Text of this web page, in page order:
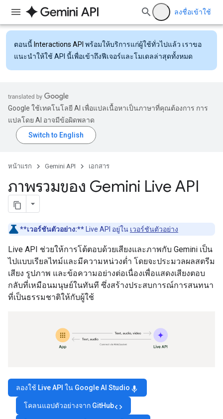
ลงชื่อเข้าใช้
ตอนนี้ Interactions API พร้อมให้บริการแก่ผู้ใช้ทั่วไปแล้ว เราขอ
แนะนำให้ใช้ API นี้เพื่อเข้าถึงฟีเจอร์และโมเดลล่าสุดทั้งหมด
Google ใช้เทคโนโลยี AI เพื่อแปลเนื้อหาเป็นภาษาที่คุณต้องการ การ
แปลโดย AI อาจมีข้อผิดพลาด
หน้าแรก Gemini API เอกสาร
ภาพรวมของ Gemini Live API
**เวอร์ชันตัวอย่าง:** Live API อยู่ใน เวอร์ชันตัวอย่าง
Live API ช่วยให้การโต้ตอบด้วยเสียงและภาพกับ Gemini เป็น
ไปแบบเรียลไทม์และมีความหน่วงต่ำ โดยจะประมวลผลสตรีม
เสียง รูปภาพ และข้อความอย่างต่อเนื่องเพื่อแสดงเสียงตอบ
กลับที่เหมือนมนุษย์ในทันที ซึ่งสร้างประสบการณ์การสนทนา
ที่เป็นธรรมชาติให้กับผู้ใช้
ลองใช้ Live API ใน Google AI Studio mic
โคลนแอปตัวอย่างจาก GitHubcode